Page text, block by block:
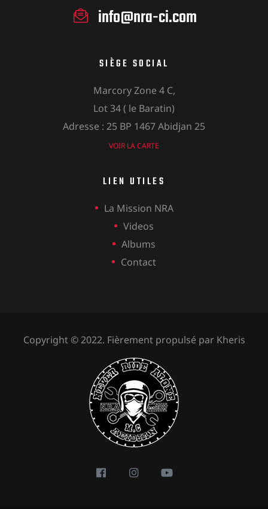
info@nra-ci.com
SIÈGE SOCIAL
Marcory Zone 4 C,
Lot 34 ( le Baratin)
Adresse : 25 BP 1467 Abidjan 25
VOIR LA CARTE
LIEN UTILES
La Mission NRA
Videos
Albums
Contact
Copyright © 2022. Fièrement propulsé par Kheris